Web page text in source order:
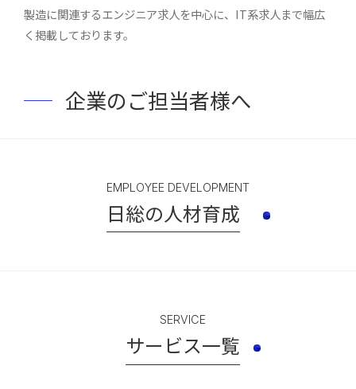
製造に関連するエンジニア求人を中心に、IT系求人まで幅広
く掲載しております。
企業のご担当者様へ
EMPLOYEE DEVELOPMENT
日総の人材育成
SERVICE
サービス一覧